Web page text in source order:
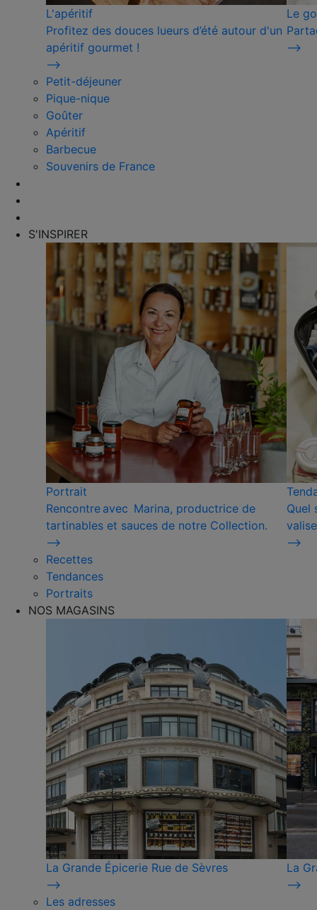
L'apéritif
Profitez des douces lueurs d’été autour d'un
apéritif gourmet !
⟶
Le
⟶
Petit-déjeuner
Pique-nique
Goûter
Apéritif
Barbecue
Souvenirs de France
S'INSPIRER
Portrait
Rencontre avec Marina, productrice de
tartinables et sauces de notre Collection.
⟶
Quel
⟶
Recettes
Tendances
Portraits
NOS MAGASINS
La Grande Épicerie Rue de Sèvres
⟶
La
⟶
Les adresses